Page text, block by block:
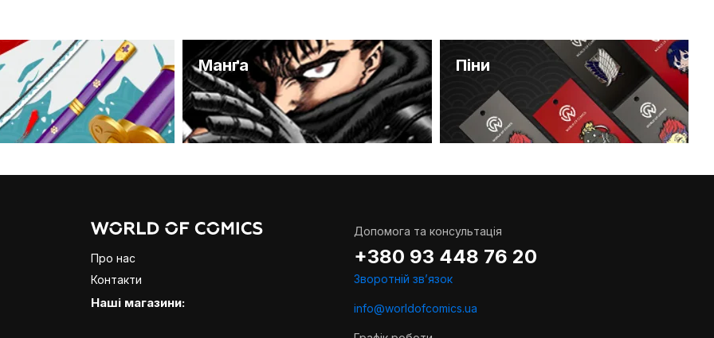
Манґа Піни
Про нас
Контакти
Наші магазини:
Допомога та консультація
+380 93 448 76 20
Зворотній звʼязок
info@worldofcomics.ua